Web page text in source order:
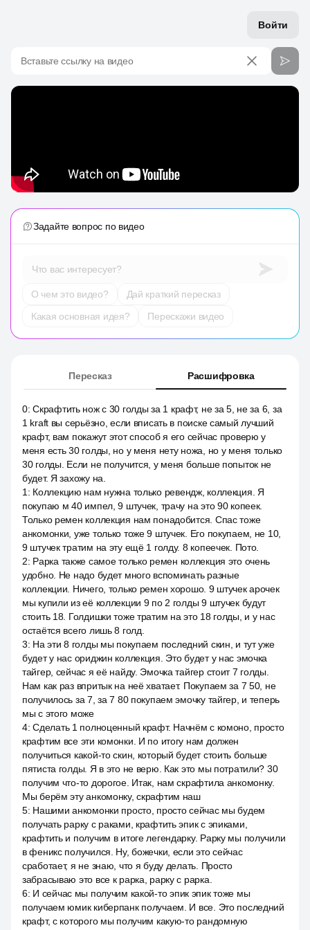
Войти
Вставьте ссылку на видео
Задайте вопрос по видео
Что вас интересует?
О чем это видео?
Дай краткий пересказ
Какая основная идея?
Перескажи видео
Пересказ Расшифровка
0:Скрафтить нож с 30 голды за 1 крафт, не за 5, не за 6, за
1 kraft вы серьёзно, если вписать в поиске самый лучший
крафт, вам покажут этот способ я его сейчас проверю у
меня есть 30 голды, но у меня нету ножа, но у меня только
30 голды. Если не получится, у меня больше попыток не
будет. Я захожу на.
1 : Коллекцию нам нужна только ревендж, коллекция. Я
покупаю м 40 импел, 9 штучек, трачу на это 90 копеек.
Только ремен коллекция нам понадобится. Спас тоже
анкомонки, уже только тоже 9 штучек. Его покупаем, не 10,
9 штучек тратим на эту ещё 1 голду. 8 копеечек. Пото.
2: Рарка также самое только ремен коллекция это очень
удобно. Не надо будет много вспоминать разные
коллекции. Ничего, только ремен хорошо. 9 штучек арочек
мы купили из её коллекции 9 по 2 голды 9 штучек будут
стоить 18. Голдишки тоже тратим на это 18 голды, и у нас
остаётся всего лишь 8 голд.
3: На эти 8 голды мы покупаем последний скин, и тут уже
будет у нас ориджин коллекция. Это будет у нас эмочка
тайгер, сейчас я её найду. Эмочка тайгер стоит 7 голды.
Нам как раз впритык на неё хватает. Покупаем за 7 50, не
получилось за 7, за 7 80 покупаем эмочку тайгер, и теперь
мы с этого може
4:Сделать 1 полноценный крафт. Начнём с комоно, просто
крафтим все эти комонки. И по итогу нам должен
получиться какой-то скин, который будет стоить больше
пятиста голды. Я в это не верю. Как это мы потратили? 30
получим что-то дорогое. Итак, нам скрафтила анкомонку.
Мы берём эту анкомонку, скрафтим наш
5: Нашими анкомонки просто, просто сейчас мы будем
получать рарку с раками, крафтить эпик с эпиками,
крафтить и получим в итоге легендарку. Рарку мы получили
в феникс получился. Ну, божечки, если это сейчас
сработает, я не знаю, что я буду делать. Просто
забрасываю это все к рарка, рарку с рарка.
6: И сейчас мы получим какой-то эпик эпик тоже мы
получаем юмик киберпанк получаем. И все. Это последний
крафт, с которого мы получим какую-то рандомную